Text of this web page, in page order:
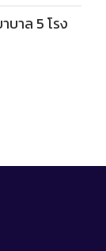
บาล 5 โรง